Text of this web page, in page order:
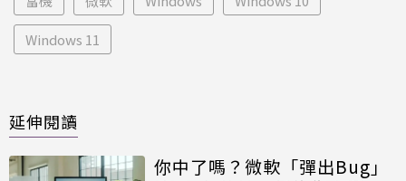
Windows 11
延伸閱讀
你中了嗎？微軟「彈出Bug」